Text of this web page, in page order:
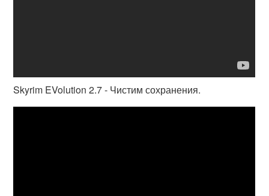
Skyrim EVolution 2.7 - Чистим сохранения.